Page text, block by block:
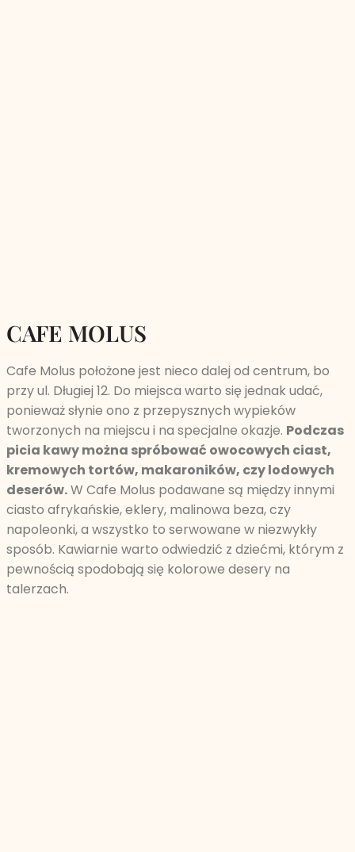
CAFE MOLUS
Cafe Molus położone jest nieco dalej od centrum, bo
przy ul. Długiej 12. Do miejsca warto się jednak udać,
ponieważ słynie ono z przepysznych wypieków
tworzonych na miejscu i na specjalne okazje. Podczas
picia kawy można spróbować owocowych ciast,
kremowych tortów, makaroników, czy lodowych
deserów.W Cafe Molus podawane są między innymi
ciasto afrykańskie, eklery, malinowa beza, czy
napoleonki, a wszystko to serwowane w niezwykły
sposób. Kawiarnie warto odwiedzić z dziećmi, którym z
pewnością spodobają się kolorowe desery na
talerzach.